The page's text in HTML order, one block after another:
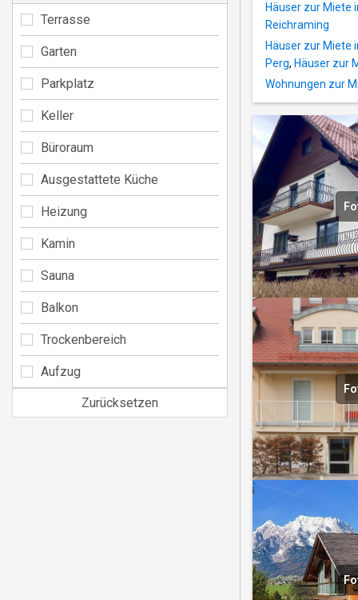
Häuser zur Miete
Reichraming
Häuser zur Miete
Perg, Häuser zur
Wohnungen zur
Terrasse
Garten
Parkplatz
Keller
Büroraum
Ausgestattete Küche
Heizung
Kamin
Sauna
Balkon
Trockenbereich
Aufzug
Zurücksetzen